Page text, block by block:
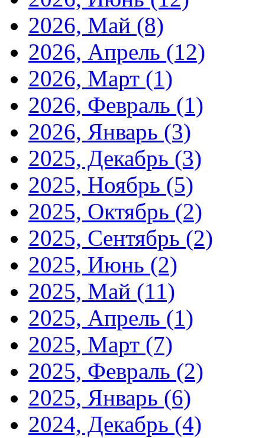
2026, Май (8)
2026, Апрель (12)
2026, Март (1)
2026, Февраль (1)
2026, Январь (3)
2025, Декабрь (3)
2025, Ноябрь (5)
2025, Октябрь (2)
2025, Сентябрь (2)
2025, Июнь (2)
2025, Май (11)
2025, Апрель (1)
2025, Март (7)
2025, Февраль (2)
2025, Январь (6)
2024, Декабрь (4)